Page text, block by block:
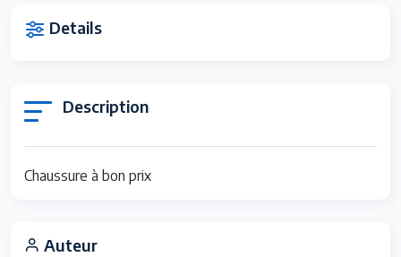
Details
Description
Chaussure à bon prix
Auteur